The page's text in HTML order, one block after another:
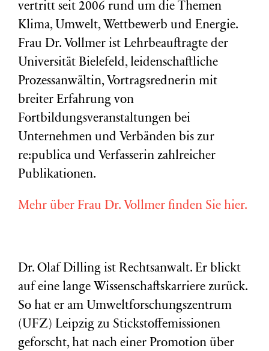
vertritt seit 2006 rund um die Themen
Klima, Umwelt, Wettbewerb und Energie.
Frau Dr. Vollmer ist Lehrbeauftragte der
Universität Bielefeld, leidenschaftliche
Prozessanwältin, Vortragsrednerin mit
breiter Erfahrung von
Fortbildungsveranstaltungen bei
Unternehmen und Verbänden bis zur
re:publica und Verfasserin zahlreicher
Publikationen.
Mehr über Frau Dr. Vollmer finden Sie hier.
Dr. Olaf Dilling ist Rechtsanwalt. Er blickt
auf eine lange Wissenschaftskarriere zurück.
So hat er am Umweltforschungszentrum
(UFZ) Leipzig zu Stickstoffemissionen
geforscht, hat nach einer Promotion über